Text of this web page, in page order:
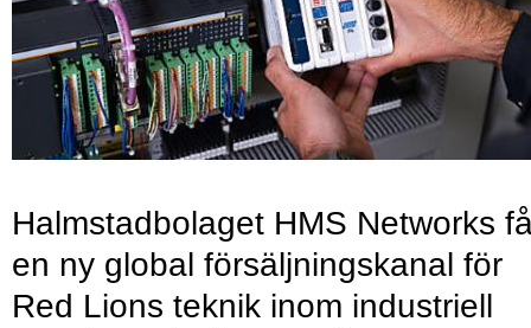
Halmstadbolaget HMS Networks
en ny global försäljningskanal för
Red Lions teknik inom industriell